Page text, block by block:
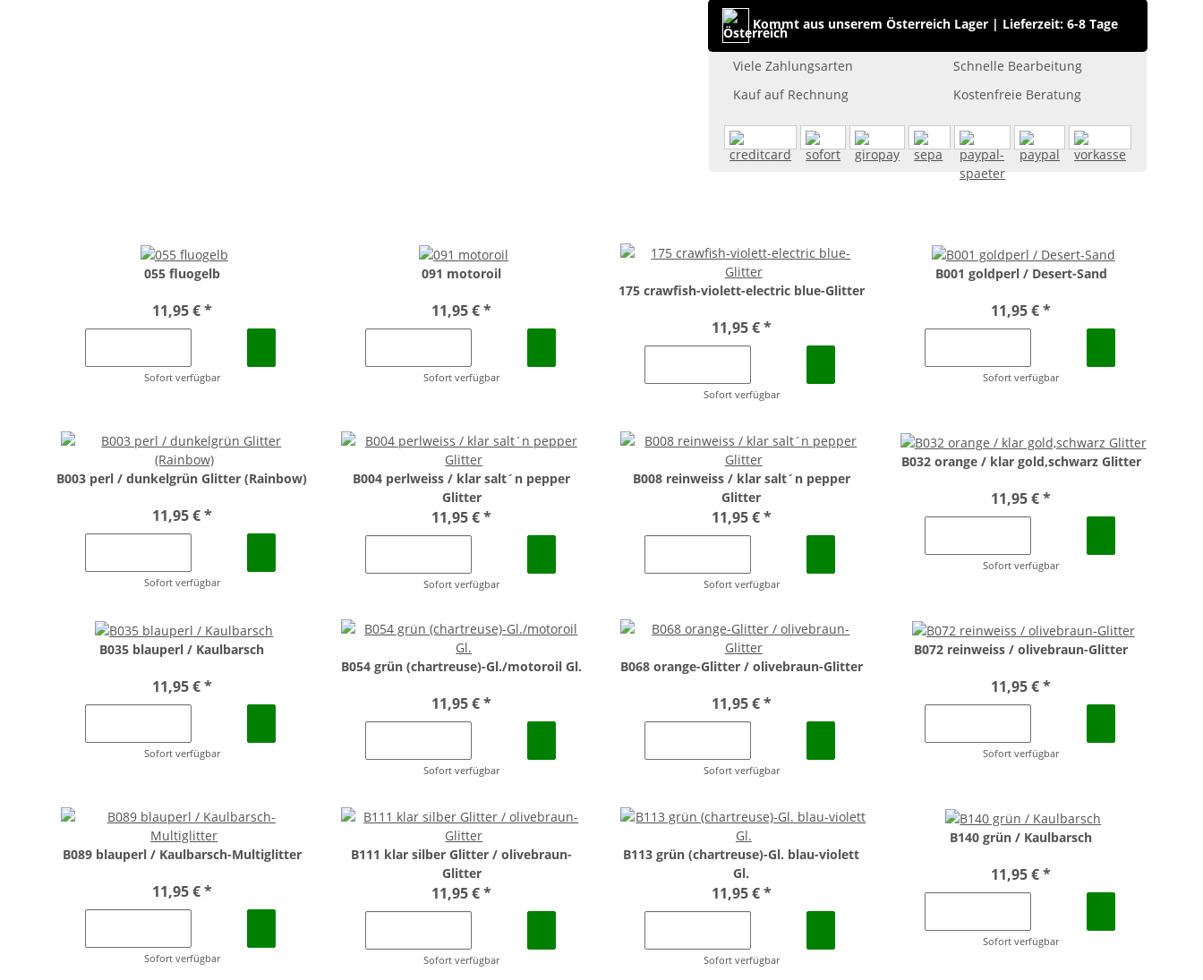
Kommt aus unserem Österreich Lager | Lieferzeit: 6-8 Tage
Viele Zahlungsarten
Schnelle Bearbeitung
Kauf auf Rechnung
Kostenfreie Beratung
055 fluogelb
11,95 €*
Sofort verfügbar
091 motoroil
11,95 €*
Sofort verfügbar
175 crawfish-violett-electric blue-Glitter
11,95 €*
Sofort verfügbar
B001 goldperl / Desert-Sand
11,95 €*
Sofort verfügbar
B003 perl / dunkelgrün Glitter (Rainbow)
11,95 €*
Sofort verfügbar
B004 perlweiss / klar salt´n pepper
Glitter
11,95 €*
Sofort verfügbar
B008 reinweiss / klar salt´n pepper
Glitter
11,95 €*
Sofort verfügbar
B032 orange / klar gold,schwarz Glitter
11,95 €*
Sofort verfügbar
B035 blauperl / Kaulbarsch
11,95 €*
Sofort verfügbar
B054 grün (chartreuse)-Gl./motoroil Gl.
11,95 €*
Sofort verfügbar
B068 orange-Glitter / olivebraun-Glitter
11,95 €*
Sofort verfügbar
B072 reinweiss / olivebraun-Glitter
11,95 €*
Sofort verfügbar
B089 blauperl / Kaulbarsch-Multiglitter
11,95 €*
Sofort verfügbar
B111 klar silber Glitter / olivebraun-
Glitter
11,95 €*
Sofort verfügbar
B113 grün (chartreuse)-Gl. blau-violett
Gl.
11,95 €*
Sofort verfügbar
B140 grün / Kaulbarsch
11,95 €*
Sofort verfügbar